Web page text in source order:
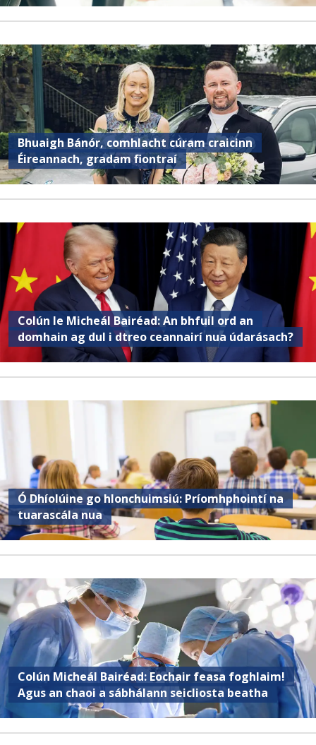
Bhuaigh Bánór, comhlacht cúram craicinn
Éireannach, gradam fiontraí
Colún le Micheál Bairéad: An bhfuil ord an
domhain ag dul i dtreo ceannairí nua údarásach?
Ó Dhíolúine go hIonchuimsiú: Príomhphointí na
tuarascála nua
Colún Micheál Bairéad: Eochair feasa foghlaim!
Agus an chaoi a sábhálann seicliosta beatha